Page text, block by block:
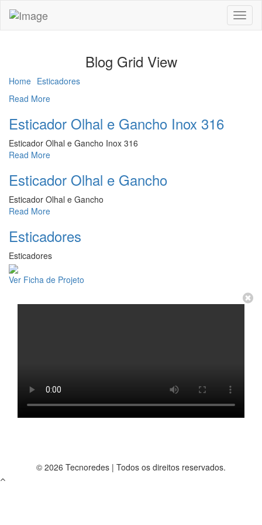
Blog Grid View
Home Esticadores
Read More
Esticador Olhal e Gancho Inox 316
Esticador Olhal e Gancho Inox 316
Read More
Esticador Olhal e Gancho
Esticador Olhal e Gancho
Read More
Esticadores
Esticadores
Ver Ficha de Projeto
© 2026 Tecnoredes | Todos os direitos reservados.